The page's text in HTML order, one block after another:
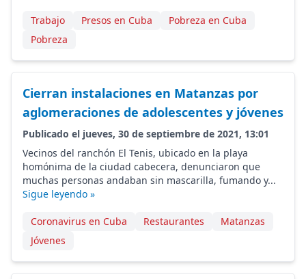
Trabajo Presos en Cuba
Pobreza en Cuba
Pobreza
Cierran instalaciones en Matanzas por
aglomeraciones de adolescentes y jóvenes
Publicado el jueves, 30 de septiembre de 2021, 13:01
Vecinos del ranchón El Tenis, ubicado en la playa
homónima de la ciudad cabecera, denunciaron que
muchas personas andaban sin mascarilla, fumando y...
Sigue leyendo »
Coronavirus en Cuba Restaurantes
Matanzas
Jóvenes